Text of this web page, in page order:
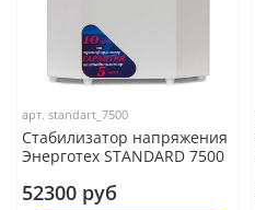
арт.standart_7500
Стабилизатор напряжения
Энерготех STANDARD 7500
52300 руб